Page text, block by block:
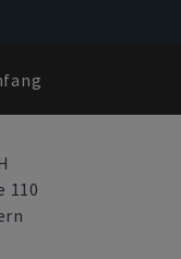
110